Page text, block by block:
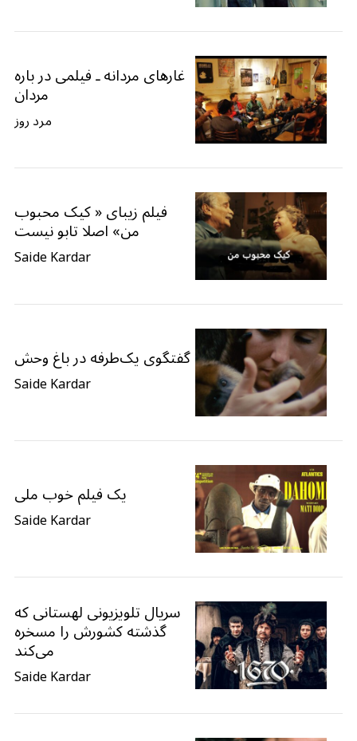
غارهای مردانه ـ فیلمی در باره
مردان
مرد روز
فیلم زیبای « کیک محبوب
من» اصلا تابو نیست
Saide Kardar
گفتگوی یک‌طرفه در باغ وحش
Saide Kardar
یک فیلم خوب ملی
Saide Kardar
سریال تلویزیونی لهستانی که
گذشته کشورش را مسخره
می‌کند
Saide Kardar